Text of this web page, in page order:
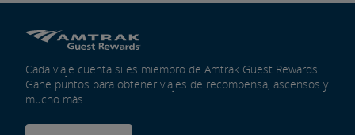
Cada viaje cuenta si es miembro de Amtrak Guest Rewards.
Gane puntos para obtener viajes de recompensa, ascensos y
mucho más.